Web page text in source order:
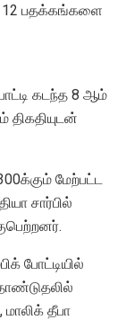
12 பதக்கங்களை
கடந்த 8 ஆம்
திகதியுடன்
மேற்பட்ட
சார்பில்
போட்டியில்
மாலிக் தீபா